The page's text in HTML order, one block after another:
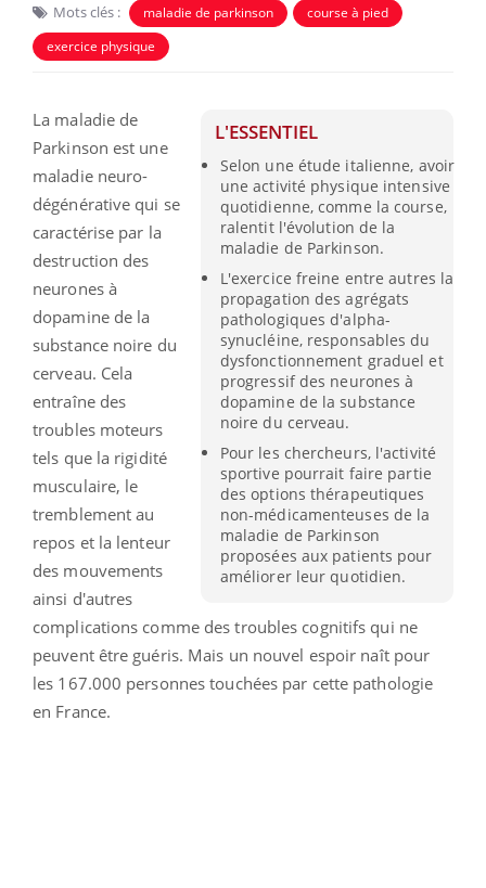
Mots clés : maladie de parkinson
course à pied
exercice physique
L'ESSENTIEL
Selon une étude italienne, avoir
une activité physique intensive
quotidienne, comme la course,
ralentit l'évolution de la
maladie de Parkinson.
L'exercice freine entre autres la
propagation des agrégats
pathologiques d'alpha-
synucléine, responsables du
dysfonctionnement graduel et
progressif des neurones à
dopamine de la substance
noire du cerveau.
Pour les chercheurs, l'activité
sportive pourrait faire partie
des options thérapeutiques
non-médicamenteuses de la
maladie de Parkinson
proposées aux patients pour
améliorer leur quotidien.
La maladie de
Parkinson est une
maladie neuro-
dégénérative qui se
caractérise par la
destruction des
neurones à
dopamine de la
substance noire du
cerveau. Cela
entraîne des
troubles moteurs
tels que la rigidité
musculaire, le
tremblement au
repos et la lenteur
des mouvements
ainsi d'autres
complications comme des troubles cognitifs qui ne
peuvent être guéris. Mais un nouvel espoir naît pour
les 167.000 personnes touchées par cette pathologie
en France.